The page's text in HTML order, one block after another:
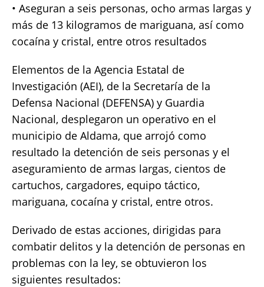
p
p
o
o
k
n
k
• Aseguran a seis personas, ocho armas largas y
más de 13 kilogramos de mariguana, así como
cocaína y cristal, entre otros resultados
Elementos de la Agencia Estatal de
Investigación (AEI), de la Secretaría de la
Defensa Nacional (DEFENSA) y Guardia
Nacional, desplegaron un operativo en el
municipio de Aldama, que arrojó como
resultado la detención de seis personas y el
aseguramiento de armas largas, cientos de
cartuchos, cargadores, equipo táctico,
mariguana, cocaína y cristal, entre otros.
Derivado de estas acciones, dirigidas para
combatir delitos y la detención de personas en
problemas con la ley, se obtuvieron los
siguientes resultados: